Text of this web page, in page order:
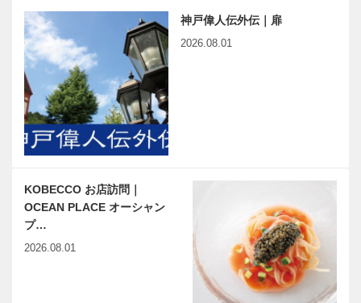
神戸偉人伝外伝｜扉
2026.08.01
KOBECCO お店訪問｜
OCEAN PLACE オーシャン
プ…
2026.08.01